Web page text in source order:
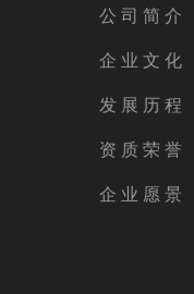
公 司 简 介
企 业 文 化
发 展 历 程
资 质 荣 誉
企 业 愿 景